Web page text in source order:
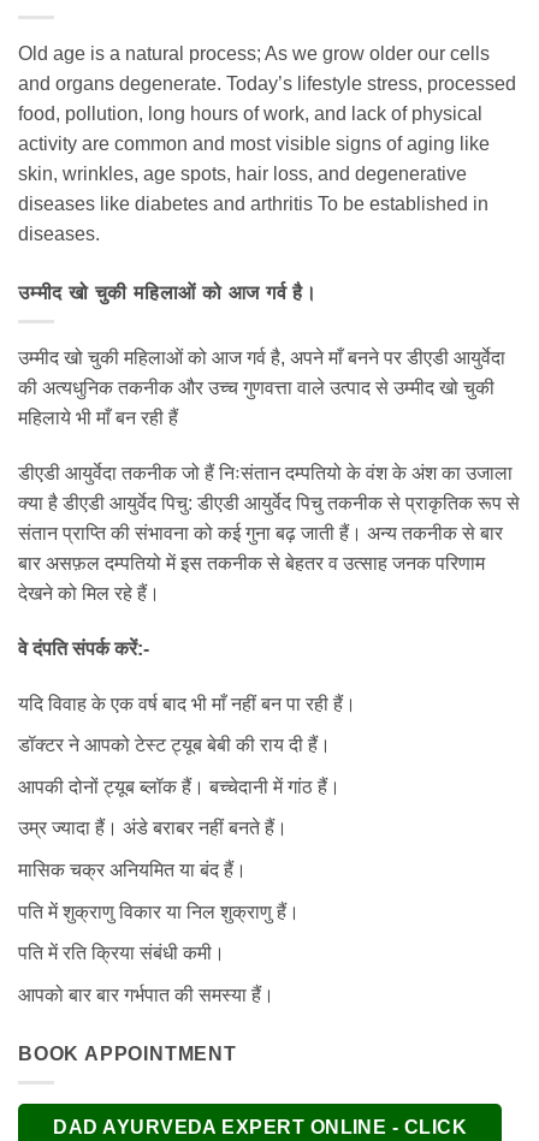
Old age is a natural process; As we grow older our cells
and organs degenerate. Today’s lifestyle stress, processed
food, pollution, long hours of work, and lack of physical
activity are common and most visible signs of aging like
skin, wrinkles, age spots, hair loss, and degenerative
diseases like diabetes and arthritis To be established in
diseases.
उम्मीद खो चुकी महिलाओं को आज गर्व है।
उम्मीद खो चुकी महिलाओं को आज गर्व है, अपने माँ बनने पर डीएडी आयुर्वेदा
की अत्यधुनिक तकनीक और उच्च गुणवत्ता वाले उत्पाद से उम्मीद खो चुकी
महिलाये भी माँ बन रही हैं
डीएडी आयुर्वेदा तकनीक जो हैं निःसंतान दम्पतियो के वंश के अंश का उजाला
क्या है डीएडी आयुर्वेद पिचु: डीएडी आयुर्वेद पिचु तकनीक से प्राकृतिक रूप से
संतान प्राप्ति की संभावना को कई गुना बढ़ जाती हैं। अन्य तकनीक से बार
बार असफ़ल दम्पतियो में इस तकनीक से बेहतर व उत्साह जनक परिणाम
देखने को मिल रहे हैं।
वे दंपति संपर्क करें:-
यदि विवाह के एक वर्ष बाद भी माँ नहीं बन पा रही हैं।
डॉक्टर ने आपको टेस्ट ट्यूब बेबी की राय दी हैं।
आपकी दोनों ट्यूब ब्लॉक हैं। बच्चेदानी में गांठ हैं।
उम्र ज्यादा हैं। अंडे बराबर नहीं बनते हैं।
मासिक चक्र अनियमित या बंद हैं।
पति में शुक्राणु विकार या निल शुक्राणु हैं।
पति में रति क्रिया संबंधी कमी।
आपको बार बार गर्भपात की समस्या हैं।
BOOK APPOINTMENT
DAD AYURVEDA EXPERT ONLINE - CLICK